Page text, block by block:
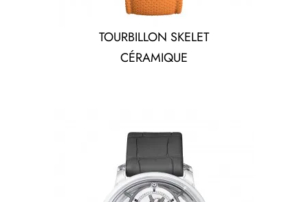
TOURBILLON SKELET
CÉRAMIQUE